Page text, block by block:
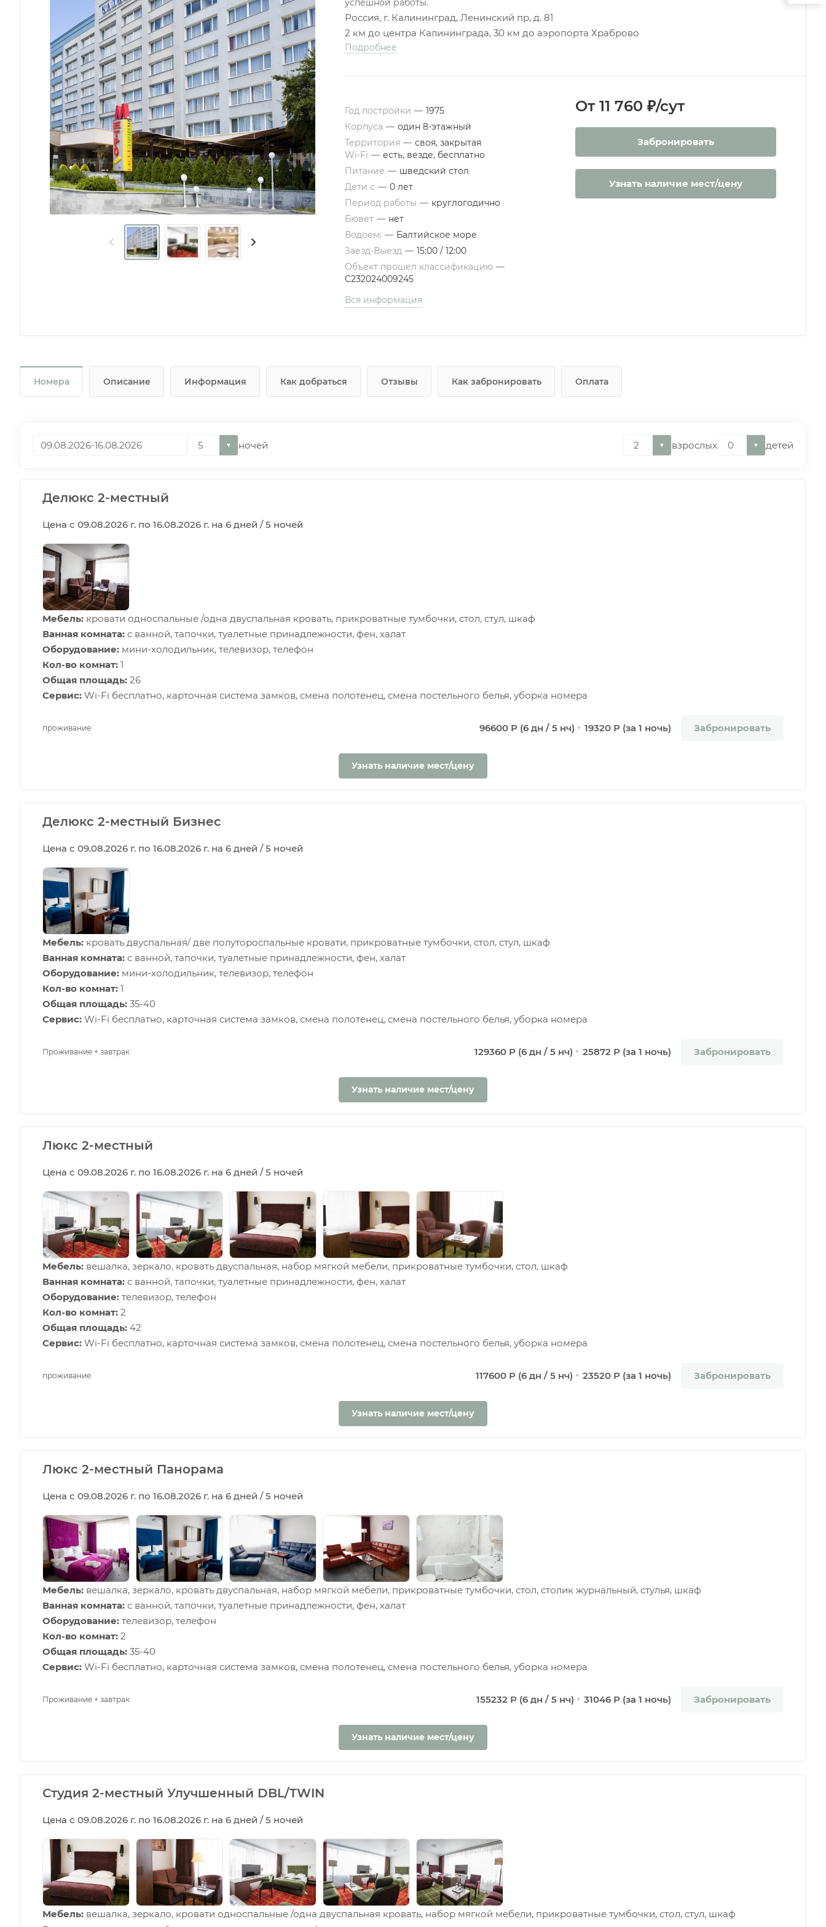
успешной работы.
Россия, г. Калининград, Ленинский пр, д. 81
2 км до центра Калининграда, 30 км до аэропорта Храброво
Подробнее
Год постройки — 1975
Корпуса — один 8-этажный
Территория — своя, закрытая
Wi-Fi — есть, везде, бесплатно
Питание — шведский стол
Дети с — 0 лет
Период работы — круглогодично
Бювет — нет
Водоем: — Балтийское море
Заезд-Выезд — 15:00 / 12:00
Объект прошел классификацию —
С232024009245
Вся информация
От 11 760 ₽/сут
Забронировать
Узнать наличие мест/цену
Номера Описание Информация Как добраться Отзывы Как забронировать Оплата
▼ ночей ▼ взрослых ▼ детей
Делюкс 2-местный
Цена с 09.08.2026 г. по 16.08.2026 г. на 6 дней / 5 ночей
Мебель: кровати односпальные /одна двуспальная кровать, прикроватные тумбочки, стол, стул, шкаф
Ванная комната: с ванной, тапочки, туалетные принадлежности, фен, халат
Оборудование: мини-холодильник, телевизор, телефон
Кол-во комнат: 1
Общая площадь: 26
Сервис: Wi-Fi бесплатно, карточная система замков, смена полотенец, смена постельного белья, уборка номера
проживание 96600 Р (6 дн / 5 нч) 19320 Р (за 1 ночь) Забронировать
Узнать наличие мест/цену
Делюкс 2-местный Бизнес
Цена с 09.08.2026 г. по 16.08.2026 г. на 6 дней / 5 ночей
Мебель: кровать двуспальная/ две полутороспальные кровати, прикроватные тумбочки, стол, стул, шкаф
Ванная комната: с ванной, тапочки, туалетные принадлежности, фен, халат
Оборудование: мини-холодильник, телевизор, телефон
Кол-во комнат: 1
Общая площадь: 35-40
Сервис: Wi-Fi бесплатно, карточная система замков, смена полотенец, смена постельного белья, уборка номера
Проживание + завтрак 129360 Р (6 дн / 5 нч) 25872 Р (за 1 ночь) Забронировать
Узнать наличие мест/цену
Люкс 2-местный
Цена с 09.08.2026 г. по 16.08.2026 г. на 6 дней / 5 ночей
Мебель: вешалка, зеркало, кровать двуспальная, набор мягкой мебели, прикроватные тумбочки, стол, шкаф
Ванная комната: с ванной, тапочки, туалетные принадлежности, фен, халат
Оборудование: телевизор, телефон
Кол-во комнат: 2
Общая площадь: 42
Сервис: Wi-Fi бесплатно, карточная система замков, смена полотенец, смена постельного белья, уборка номера
проживание 117600 Р (6 дн / 5 нч) 23520 Р (за 1 ночь) Забронировать
Узнать наличие мест/цену
Люкс 2-местный Панорама
Цена с 09.08.2026 г. по 16.08.2026 г. на 6 дней / 5 ночей
Мебель: вешалка, зеркало, кровать двуспальная, набор мягкой мебели, прикроватные тумбочки, стол, столик журнальный, стулья, шкаф
Ванная комната: с ванной, тапочки, туалетные принадлежности, фен, халат
Оборудование: телевизор, телефон
Кол-во комнат: 2
Общая площадь: 35-40
Сервис: Wi-Fi бесплатно, карточная система замков, смена полотенец, смена постельного белья, уборка номера
Проживание + завтрак 155232 Р (6 дн / 5 нч) 31046 Р (за 1 ночь) Забронировать
Узнать наличие мест/цену
Студия 2-местный Улучшенный DBL/TWIN
Цена с 09.08.2026 г. по 16.08.2026 г. на 6 дней / 5 ночей
Мебель: вешалка, зеркало, кровати односпальные /одна двуспальная кровать, набор мягкой мебели, прикроватные тумбочки, стол, стул, шкаф